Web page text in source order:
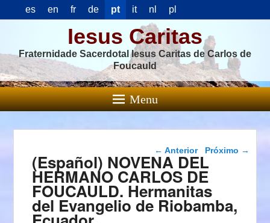
es en fr de pt it nl pl
Iesus Caritas
Fraternidade Sacerdotal Iesus Caritas de Carlos de
Foucauld
Menu
Navegação das
← Anterior Próximo →
(Español) NOVENA DEL
HERMANO CARLOS DE
FOUCAULD. Hermanitas
del Evangelio de Riobamba,